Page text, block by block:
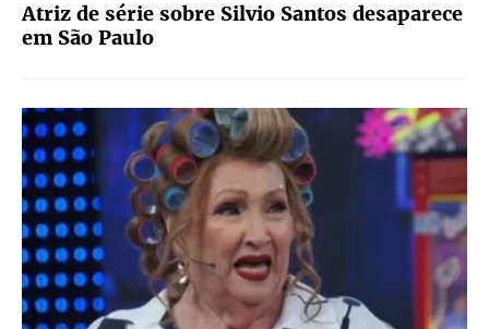
Atriz de série sobre Silvio Santos desaparece
em São Paulo